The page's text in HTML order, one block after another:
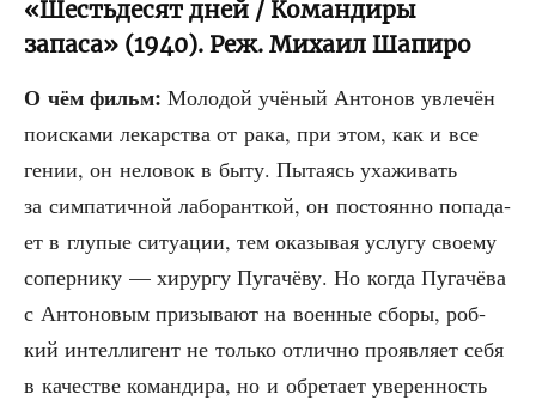
«Шестьдесят дней / Командиры
запаса» (1940). Реж. Михаил Шапиро
О чём фильм: Моло­дой учё­ный Анто­нов увле­чён
поис­ка­ми лекар­ства от рака, при этом, как и все
гении, он нело­вок в быту. Пыта­ясь уха­жи­вать
за сим­па­тич­ной лабо­рант­кой, он посто­ян­но попа­да­
ет в глу­пые ситу­а­ции, тем ока­зы­вая услу­гу сво­е­му
сопер­ни­ку — хирур­гу Пуга­чё­ву. Но когда Пуга­чё­ва
с Анто­но­вым при­зы­ва­ют на воен­ные сбо­ры, роб­
кий интел­ли­гент не толь­ко отлич­но про­яв­ля­ет себя
в каче­стве коман­ди­ра, но и обре­та­ет уве­рен­ность